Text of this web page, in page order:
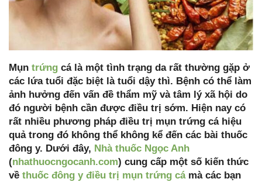
Mụn trứng cá là một tình trạng da rất thường gặp ở
các lứa tuổi đặc biệt là tuổi dậy thì. Bệnh có thể làm
ảnh hưởng đến vấn đề thẩm mỹ và tâm lý xã hội do
đó người bệnh cần được điều trị sớm. Hiện nay có
rất nhiều phương pháp điều trị mụn trứng cá hiệu
quả trong đó không thể không kể đến các bài thuốc
đông y. Dưới đây, Nhà thuốc Ngọc Anh
(nhathuocngocanh.com) cung cấp một số kiến thức
về thuốc đông y điều trị mụn trứng cámà các bạn